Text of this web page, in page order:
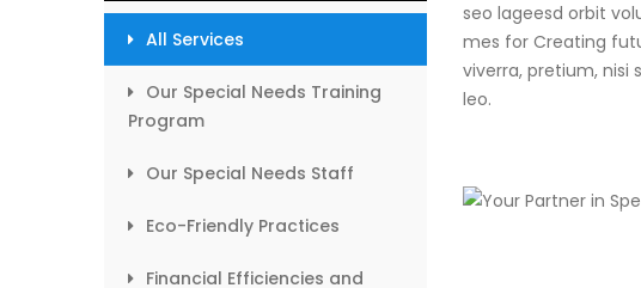
seo lageesd orbit
mes for Creating
viverra, pretium,
leo.
All Services
Our Special Needs Training
Program
Our Special Needs Staff
Eco-Friendly Practices
Financial Efficiencies and